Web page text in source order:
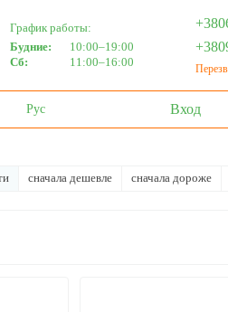
График работы:
Будние:
10:00–19:00
Сб:
11:00–16:00
Рус Вход
сначала дешевле сначала дороже